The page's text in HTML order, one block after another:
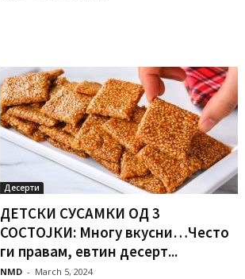
Десерти
ДЕТСКИ СУСАМКИ ОД 3
СОСТОЈКИ: Многу вкусни…Често
ги правам, евтин десерт...
NMD - March 5, 2024